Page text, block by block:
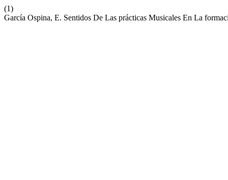
(1)
García Ospina, E. Sentidos De Las prácticas Musicales En La